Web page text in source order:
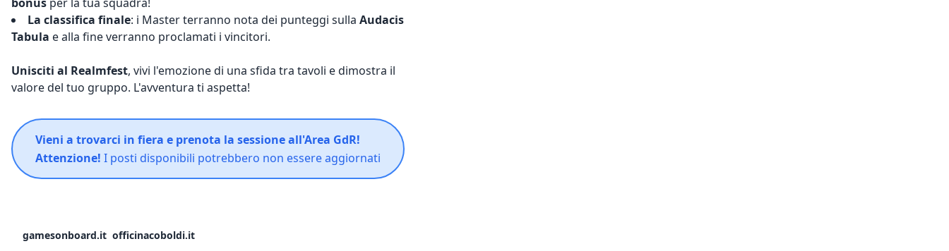
La classifica finale: i Master terranno nota dei punteggi sulla Audacis
Tabula e alla fine verranno proclamati i vincitori.
Unisciti al Realmfest, vivi l'emozione di una sfida tra tavoli e dimostra il
valore del tuo gruppo. L'avventura ti aspetta!
Vieni a trovarci in fiera e prenota la sessione all'Area GdR!
Attenzione! I posti disponibili potrebbero non essere aggiornati
gamesonboard.it officinacoboldi.it